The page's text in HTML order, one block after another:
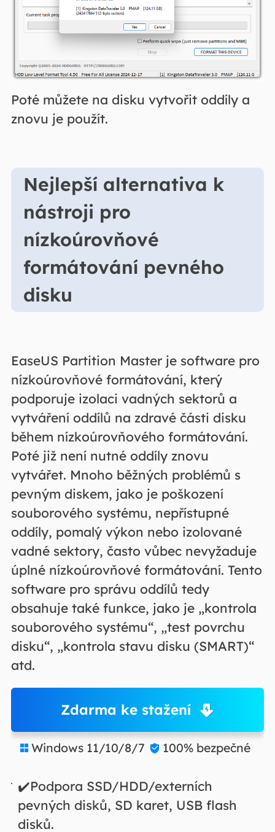
Poté můžete na disku vytvořit oddíly a
znovu je použít.
Nejlepší alternativa k
nástroji pro
nízkoúrovňové
formátování pevného
disku
EaseUS Partition Master je software pro
nízkoúrovňové formátování, který
podporuje izolaci vadných sektorů a
vytváření oddílů na zdravé části disku
během nízkoúrovňového formátování.
Poté již není nutné oddíly znovu
vytvářet. Mnoho běžných problémů s
pevným diskem, jako je poškození
souborového systému, nepřístupné
oddíly, pomalý výkon nebo izolované
vadné sektory, často vůbec nevyžaduje
úplné nízkoúrovňové formátování. Tento
software pro správu oddílů tedy
obsahuje také funkce, jako je „kontrola
souborového systému“, „test povrchu
disku“, „kontrola stavu disku (SMART)“
atd.
Zdarma ke stažení
 Windows 11/10/8/7  100% bezpečné
✔️Podpora SSD/HDD/externích
pevných disků, SD karet, USB flash
disků.